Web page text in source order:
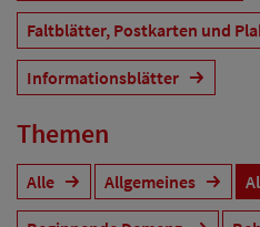
Faltblätter, Postkarten und
Informationsblätter
Themen
Alle Allgemeines